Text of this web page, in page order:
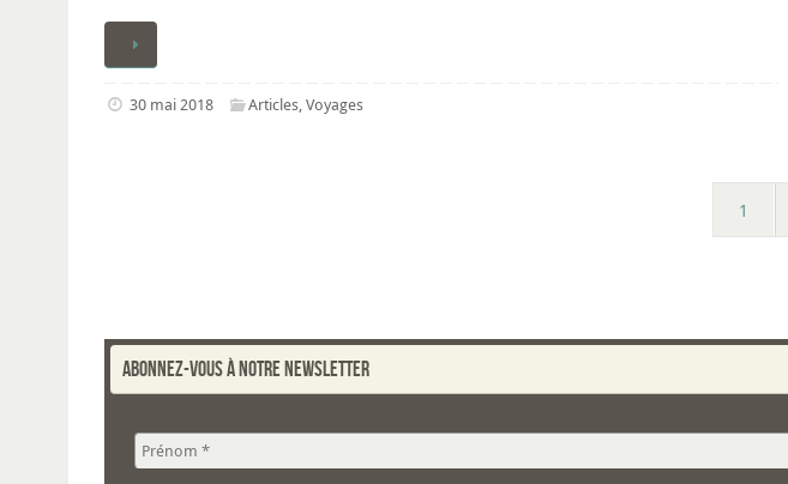
30 mai 2018 Articles,Voyages
1
Abonnez-vous à notre newsletter